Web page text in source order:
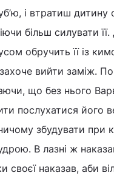
і втратиш дитину
більш силувати
обручить її із
вийти заміж.
що без нього
послухатися його
збудувати при
В лазні ж
своєї наказав, аби